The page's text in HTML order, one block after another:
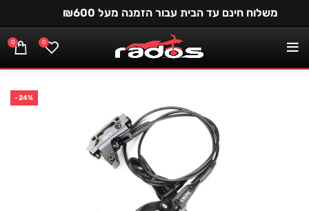
משלוח חינם עד הבית עבור הזמנה מעל ₪600
0
0
-24%